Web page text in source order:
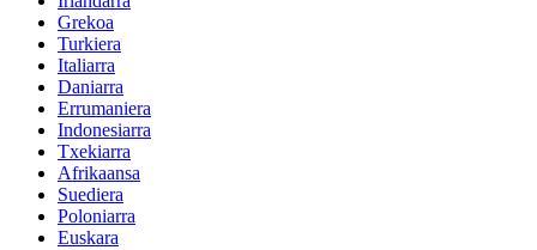
Grekoa
Turkiera
Italiarra
Daniarra
Errumaniera
Indonesiarra
Txekiarra
Afrikaansa
Suediera
Poloniarra
Euskara